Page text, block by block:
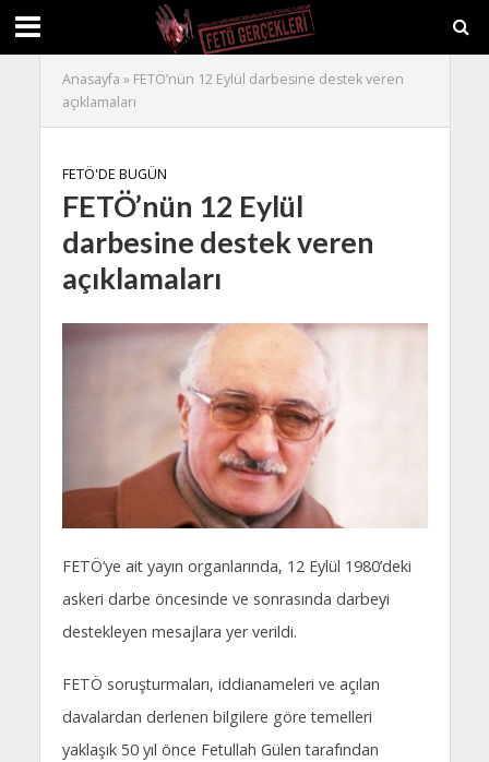
Anasayfa » FETÖ’nün 12 Eylül darbesine destek veren
açıklamaları
FETÖ'DE BUGÜN
FETÖ’nün 12 Eylül
darbesine destek veren
açıklamaları
FETÖ’ye ait yayın organlarında, 12 Eylül 1980’deki
askeri darbe öncesinde ve sonrasında darbeyi
destekleyen mesajlara yer verildi.
FETÖ soruşturmaları, iddianameleri ve açılan
davalardan derlenen bilgilere göre temelleri
yaklaşık 50 yıl önce Fetullah Gülen tarafından